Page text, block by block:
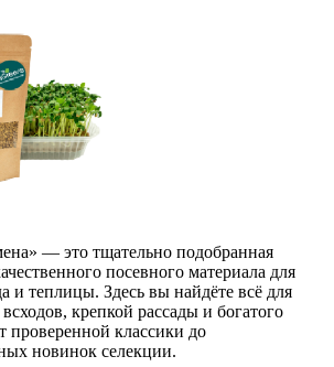
— это тщательно подобранная
посевного материала для
и теплицы. Здесь вы найдёте всё для
крепкой рассады и богатого
проверенной классики до
новинок селекции.